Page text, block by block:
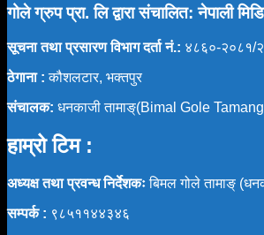
गोले ग्रुप प्रा. लि द्वारा संचालित: नेपाली
सूचना तथा प्रसारण विभाग दर्ता नं.: ४८६०-२०८१/
ठेगाना : कौशलटार, भक्तपुर
संचालक: धनकाजी तामाङ्(Bimal Gole
हाम्रो टिम :
अध्यक्ष तथा प्रवन्ध निर्देशकःबिमल गोले तामाङ्
सम्पर्क : ९८५११४४३४६